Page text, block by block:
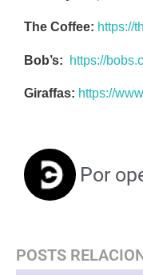
The Coffee: https://
Bob’s: https://
Giraffas: https://
Por
POSTS